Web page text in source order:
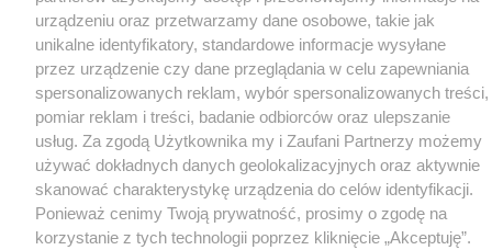
urządzeniu oraz przetwarzamy dane osobowe, takie jak
unikalne identyfikatory, standardowe informacje wysyłane
przez urządzenie czy dane przeglądania w celu zapewniania
spersonalizowanych reklam, wybór spersonalizowanych treści,
pomiar reklam i treści, badanie odbiorców oraz ulepszanie
usług. Za zgodą Użytkownika my i Zaufani Partnerzy możemy
używać dokładnych danych geolokalizacyjnych oraz aktywnie
skanować charakterystykę urządzenia do celów identyfikacji.
Ponieważ cenimy Twoją prywatność, prosimy o zgodę na
korzystanie z tych technologii poprzez kliknięcie „Akceptuję”.